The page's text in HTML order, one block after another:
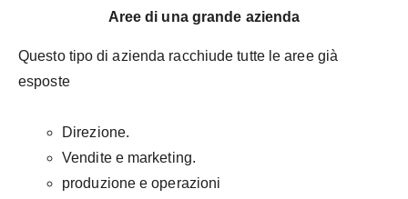
Aree di una grande azienda
Questo tipo di azienda racchiude tutte le aree già
esposte
Direzione.
Vendite e marketing.
produzione e operazioni